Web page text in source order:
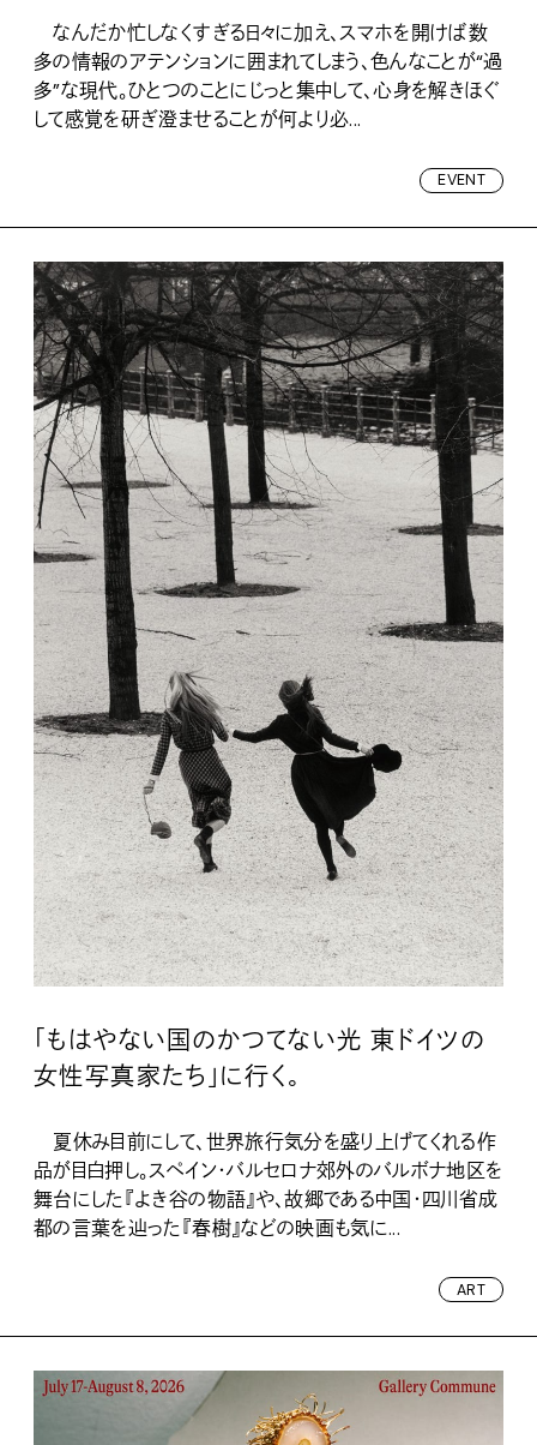
なんだか忙しなくすぎる日々に加え、スマホを開けば数
多の情報のアテンションに囲まれてしまう、色んなことが“過
多”な現代。ひとつのことにじっと集中して、心身を解きほぐ
して感覚を研ぎ澄ませることが何より必...
EVENT
「もはやない国のかつてない光 東ドイツの
女性写真家たち」に行く。
夏休み目前にして、世界旅行気分を盛り上げてくれる作
品が目白押し。スペイン・バルセロナ郊外のバルボナ地区を
舞台にした『よき谷の物語』や、故郷である中国・四川省成
都の言葉を辿った『春樹』などの映画も気に...
ART